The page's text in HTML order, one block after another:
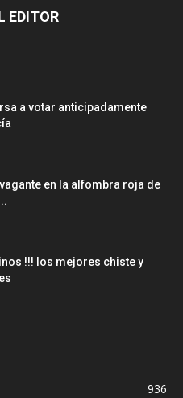
EDITOR
a votar anticipadamente
en la alfombra roja de
!!! los mejores chiste y
936